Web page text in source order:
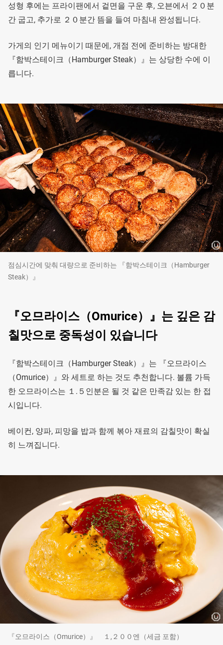
성형 후에는 프라이팬에서 겉면을 구운 후, 오븐에서 ２０분
간 굽고, 추가로 ２０분간 뜸을 들여 마침내 완성됩니다.
가게의 인기 메뉴이기 때문에, 개점 전에 준비하는 방대한
『함박스테이크（Hamburger Steak）』는 상당한 수에 이
릅니다.
점심시간에 맞춰 대량으로 준비하는 『함박스테이크（Hamburger
Steak）』
『오므라이스（Omurice）』는 깊은 감
칠맛으로 중독성이 있습니다
『함박스테이크（Hamburger Steak）』는 『오므라이스
（Omurice）』와 세트로 하는 것도 추천합니다. 볼륨 가득
한 오므라이스는 １.５인분은 될 것 같은 만족감 있는 한 접
시입니다.
베이컨, 양파, 피망을 밥과 함께 볶아 재료의 감칠맛이 확실
히 느껴집니다.
『오므라이스（Omurice）』 １,２００엔（세금 포함）